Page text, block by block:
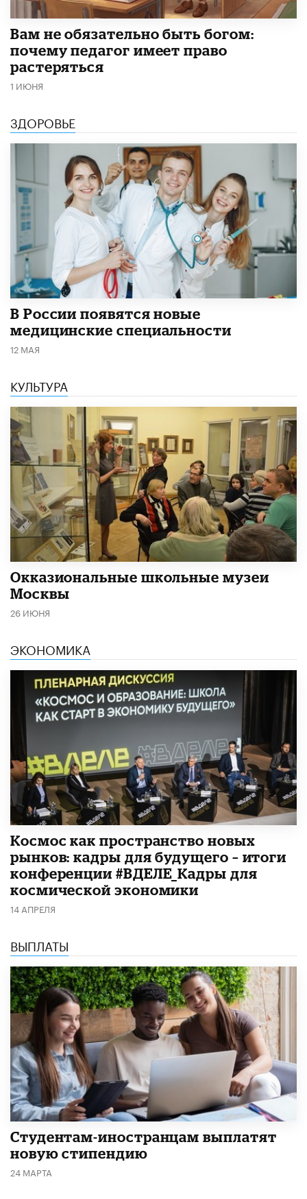
​Вам не обязательно быть богом:
почему педагог имеет право
растеряться
1 ИЮНЯ
ЗДОРОВЬЕ
В России появятся новые
медицинские специальности
12 МАЯ
КУЛЬТУРА
​Окказиональные школьные музеи
Москвы
26 ИЮНЯ
ЭКОНОМИКА
Космос как пространство новых
рынков: кадры для будущего – итоги
конференции #ВДЕЛЕ_Кадры для
космической экономики
14 АПРЕЛЯ
ВЫПЛАТЫ
Студентам-иностранцам выплатят
новую стипендию
24 МАРТА